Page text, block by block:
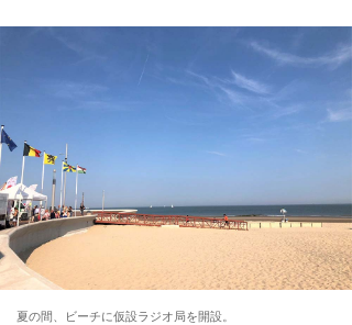
夏の間、ビーチに仮設ラジオ局を開設。